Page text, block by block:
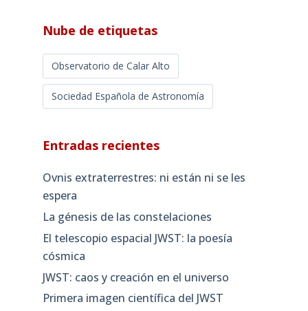
Nube de etiquetas
Observatorio de Calar Alto
Sociedad Española de Astronomía
Entradas recientes
Ovnis extraterrestres: ni están ni se les
espera
La génesis de las constelaciones
El telescopio espacial JWST: la poesía
cósmica
JWST: caos y creación en el universo
Primera imagen científica del JWST